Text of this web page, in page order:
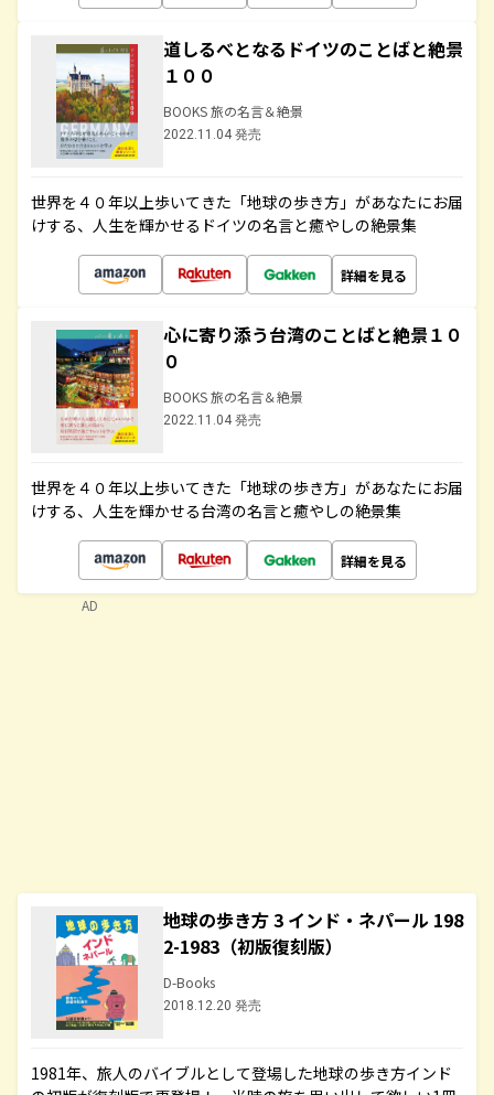
道しるべとなるドイツのことばと絶景
１００
BOOKS 旅の名言＆絶景
2022.11.04 発売
世界を４０年以上歩いてきた「地球の歩き方」があなたにお届
けする、人生を輝かせるドイツの名言と癒やしの絶景集
詳細を見る
心に寄り添う台湾のことばと絶景１０
０
BOOKS 旅の名言＆絶景
2022.11.04 発売
世界を４０年以上歩いてきた「地球の歩き方」があなたにお届
けする、人生を輝かせる台湾の名言と癒やしの絶景集
詳細を見る
地球の歩き方 3 インド・ネパール 198
2-1983（初版復刻版）
D-Books
2018.12.20 発売
1981年、旅人のバイブルとして登場した地球の歩き方インド
AD